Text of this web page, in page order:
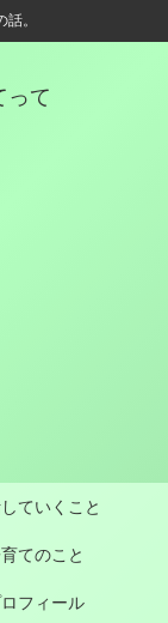
。
って
ていくこと
てのこと
フィール